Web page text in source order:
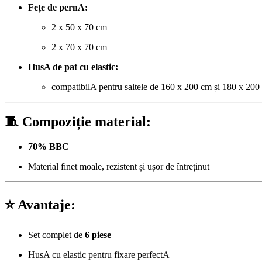
Fețe de pernA:
2 x 50 x 70 cm
2 x 70 x 70 cm
HusA de pat cu elastic:
compatibilA pentru saltele de 160 x 200 cm și 180 x 200
🧵 Compoziție material:
70% BBC
Material finet moale, rezistent și ușor de întreținut
⭐ Avantaje:
Set complet de 6 piese
HusA cu elastic pentru fixare perfectA